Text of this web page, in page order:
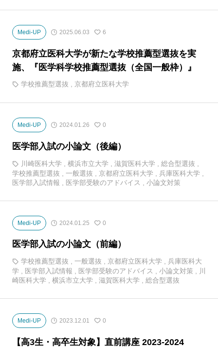
Medi-UP 2025.06.03 6
京都府立医科大学が新たな学校推薦型選抜を実
施、『医学科学校推薦型選抜（全国一般枠）』
学校推薦型選抜 , 京都府立医科大学
Medi-UP 2024.01.26 0
医学部入試の小論文（後編）
川崎医科大学 横浜市立大学 滋賀医科大学 総合型選抜
学校推薦型選抜
一般選抜 京都府立医科大学 兵庫医科大学
医学部入試情報
医学部受験のアドバイス 小論文対策
Medi-UP 2024.01.25 0
医学部入試の小論文（前編）
学校推薦型選抜 一般選抜 京都府立医科大学
兵庫医科大
学
医学部入試情報 医学部受験のアドバイス 小論文対策
川
崎医科大学
横浜市立大学 滋賀医科大学 総合型選抜
Medi-UP 2023.12.01 0
【高3生・高卒生対象】直前講座 2023-2024